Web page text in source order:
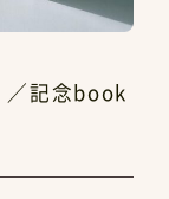
記念book